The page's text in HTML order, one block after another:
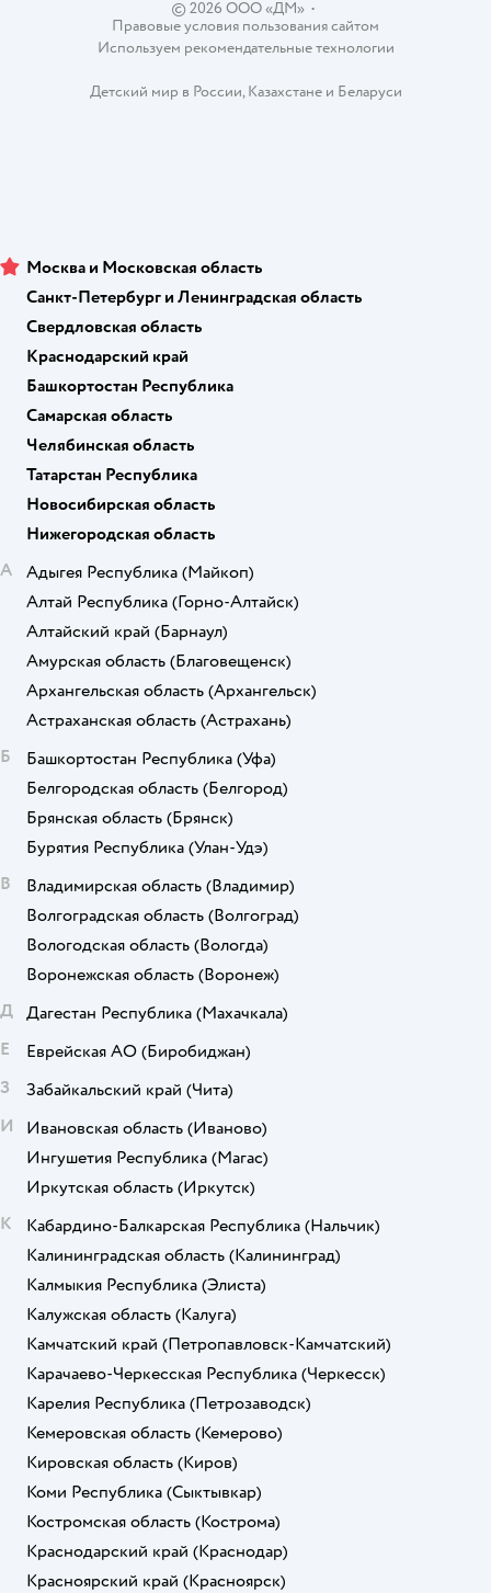
© 2026 ООО «ДМ»•
Правовые условия пользования сайтом
Используем рекомендательные технологии
Детский мир в России,Казахстанеи Беларуси
Москва и Московская область
Санкт-Петербург и Ленинградская область
Свердловская область
Краснодарский край
Башкортостан Республика
Самарская область
Челябинская область
Татарстан Республика
Новосибирская область
Нижегородская область
А
Адыгея Республика (Майкоп)
Алтай Республика (Горно-Алтайск)
Алтайский край (Барнаул)
Амурская область (Благовещенск)
Архангельская область (Архангельск)
Астраханская область (Астрахань)
Б
Башкортостан Республика (Уфа)
Белгородская область (Белгород)
Брянская область (Брянск)
Бурятия Республика (Улан-Удэ)
В
Владимирская область (Владимир)
Волгоградская область (Волгоград)
Вологодская область (Вологда)
Воронежская область (Воронеж)
Д Дагестан Республика (Махачкала)
Е
Еврейская АО (Биробиджан)
З
Забайкальский край (Чита)
И
Ивановская область (Иваново)
Ингушетия Республика (Магас)
Иркутская область (Иркутск)
К
Кабардино-Балкарская Республика (Нальчик)
Калининградская область (Калининград)
Калмыкия Республика (Элиста)
Калужская область (Калуга)
Камчатский край (Петропавловск-Камчатский)
Карачаево-Черкесская Республика (Черкесск)
Карелия Республика (Петрозаводск)
Кемеровская область (Кемерово)
Кировская область (Киров)
Коми Республика (Сыктывкар)
Костромская область (Кострома)
Краснодарский край (Краснодар)
Красноярский край (Красноярск)